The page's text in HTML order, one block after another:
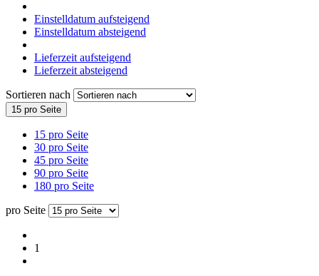
Einstelldatum aufsteigend
Einstelldatum absteigend
Lieferzeit aufsteigend
Lieferzeit absteigend
Sortieren nach
15 pro Seite
15 pro Seite
30 pro Seite
45 pro Seite
90 pro Seite
180 pro Seite
pro Seite
1